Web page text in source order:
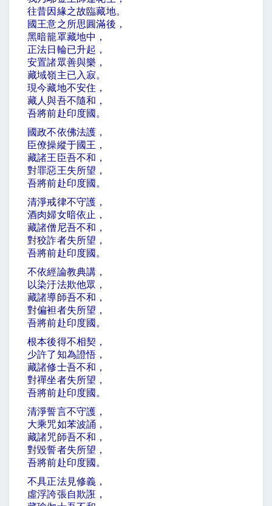
往昔因緣之故臨藏地。
國王意之所思圓滿後，
黑暗籠罩藏地中，
正法日輪已升起，
安置諸眾善與樂，
藏域嶺主已入寂。
現今藏地不安住，
藏人與吾不隨和，
吾將前赴印度國。
國政不依佛法護，
臣僚操縱于國王，
藏諸王臣吾不和，
對罪惡王失所望，
吾將前赴印度國。
清淨戒律不守護，
酒肉婦女暗依止，
藏諸僧尼吾不和，
對狡詐者失所望，
吾將前赴印度國。
不依經論教典講，
以染汙法欺他眾，
藏諸導師吾不和，
對偏袒者失所望，
吾將前赴印度國。
根本後得不相契，
少許了知為證悟，
藏諸修士吾不和，
對禪坐者失所望，
吾將前赴印度國。
清淨誓言不守護，
大乘咒如苯波誦，
藏諸咒師吾不和，
對毀誓者失所望，
吾將前赴印度國。
不具正法見修義，
虛浮誇張自欺誑，